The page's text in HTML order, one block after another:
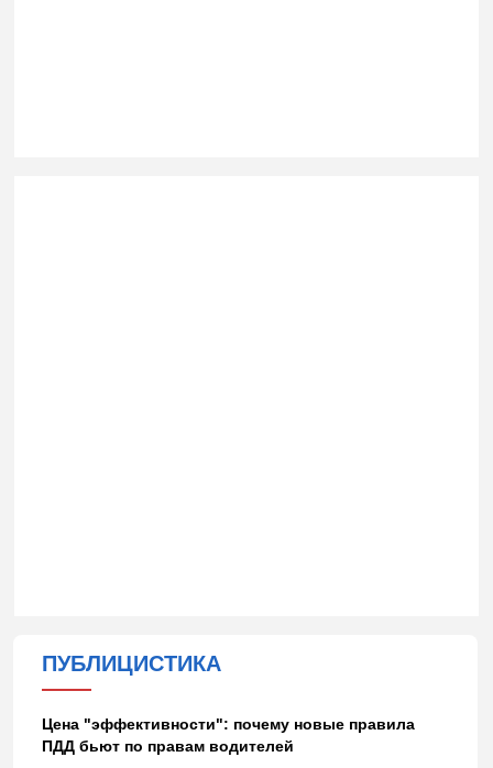
ПУБЛИЦИСТИКА
Цена "эффективности": почему новые правила
ПДД бьют по правам водителей